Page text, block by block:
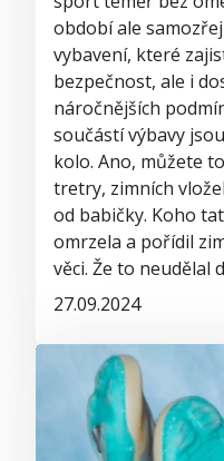
obdobíale
vybavení, které zaji
bezpečnost, ale i
náročnějších
součástívýbavy jsou
kolo. Ano, můžete
tretry, zimních
od babičky. Koho
omrzela a pořídil
věci. Že to neudělal
27.09.2024